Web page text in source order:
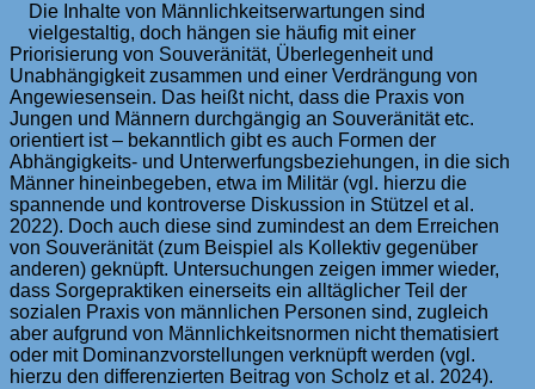
Die Inhalte von Männlichkeitserwartungen sind
vielgestaltig, doch hängen sie häufig mit einer
Priorisierung von Souveränität, Überlegenheit und
Unabhängigkeit zusammen und einer Verdrängung von
Angewiesensein. Das heißt nicht, dass die Praxis von
Jungen und Männern durchgängig an Souveränität etc.
orientiert ist – bekanntlich gibt es auch Formen der
Abhängigkeits- und Unterwerfungsbeziehungen, in die sich
Männer hineinbegeben, etwa im Militär (vgl. hierzu die
spannende und kontroverse Diskussion in Stützel et al.
2022). Doch auch diese sind zumindest an dem Erreichen
von Souveränität (zum Beispiel als Kollektiv gegenüber
anderen) geknüpft. Untersuchungen zeigen immer wieder,
dass Sorgepraktiken einerseits ein alltäglicher Teil der
sozialen Praxis von männlichen Personen sind, zugleich
aber aufgrund von Männlichkeitsnormen nicht thematisiert
oder mit Dominanzvorstellungen verknüpft werden (vgl.
hierzu den differenzierten Beitrag von Scholz et al. 2024).